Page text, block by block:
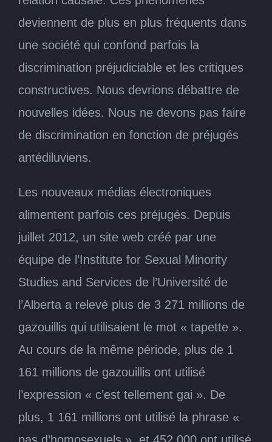
deviennent de plus en plus fréquents dans
une société qui confond parfois la
discrimination préjudiciable et les critiques
constructives. Nous devrions débattre de
nouvelles idées. Nous ne devons pas faire
de discrimination en fonction de préjugés
antédiluviens.
Les nouveaux médias électroniques
alimentent parfois ces préjugés. Depuis
juillet 2012, un site web créé par une
équipe de l’Institute for Sexual Minority
Studies and Services de l’Université de
l’Alberta a relevé plus de 3 271 millions de
gazouillis qui utilisaient le mot « tapette ».
Au cours de la même période, plus de 1
161 millions de gazouillis ont utilisé
l’expression « c’est tellement gai ». De
plus, 1 161 millions ont utilisé la phrase «
pas d’homosexuels », et 452 000 ont utilisé